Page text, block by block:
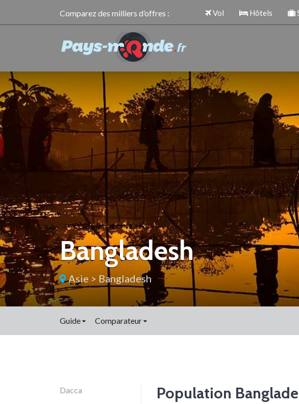
Comparez des milliers d’offres : Vol Hôtels
Bangladesh
Asie > Bangladesh
Guide Comparateur
Dacca Population